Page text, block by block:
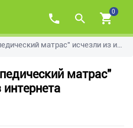
0
Почему слова "ортопедический матрас" исчезли из интернета
матрас"
интернета